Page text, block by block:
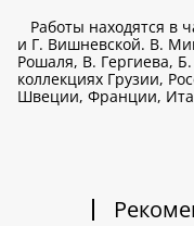
Работы находятся в
и Г. Вишневской. В.
Рошаля, В. Гергиева,
коллекциях Грузии,
Швеции, Франции,